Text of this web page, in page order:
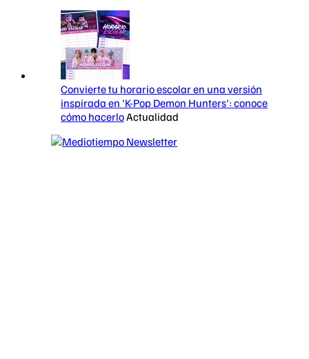
Convierte tu horario escolar en una versión
inspirada en 'K-Pop Demon Hunters': conoce
cómo hacerloActualidad